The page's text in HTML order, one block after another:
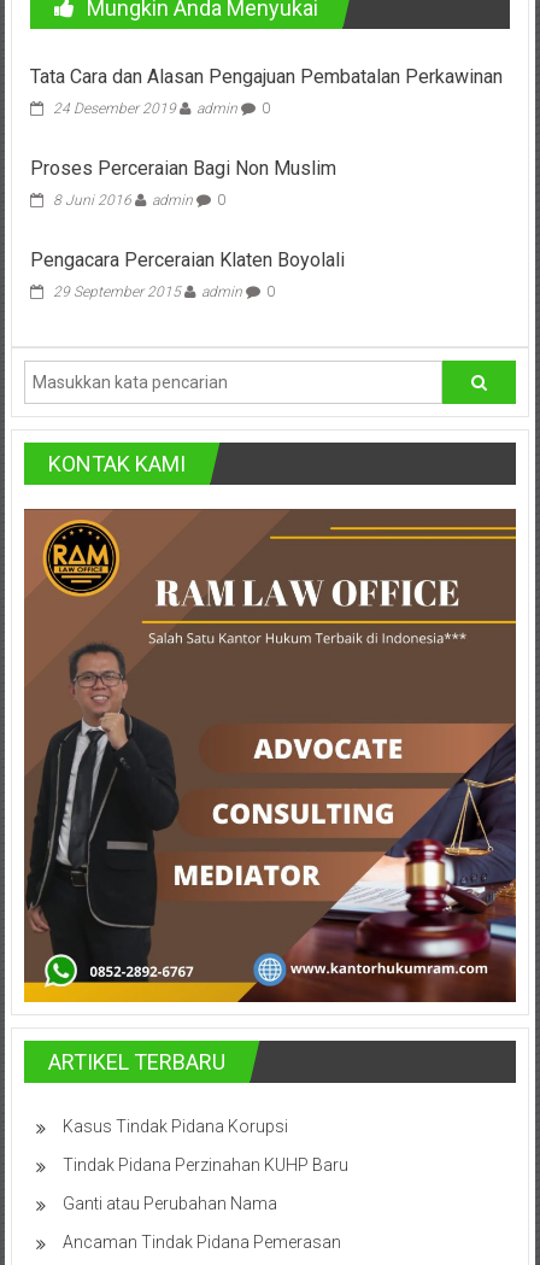
Kudus,
Sorong,
Papua,
Bekasi,
Pengacara
Pajak,
Pengacara
Perusahaan,
Kantor
Hukum
LBH,
Law
Office
Law
Firm
Kantor
Pengacara
Di
Jogja,
Lawyer,
Advokat,
Pengacara
Sleman,
Bantul,
Wonosari,
Mungkin Anda Menyukai
Tata Cara dan Alasan Pengajuan Pembatalan Perkawinan
24 Desember 2019 admin 0
Proses Perceraian Bagi Non Muslim
8 Juni 2016 admin 0
Pengacara Perceraian Klaten Boyolali
29 September 2015 admin 0
KONTAK KAMI
ARTIKEL TERBARU
Kasus Tindak Pidana Korupsi
Tindak Pidana Perzinahan KUHP Baru
Ganti atau Perubahan Nama
Ancaman Tindak Pidana Pemerasan